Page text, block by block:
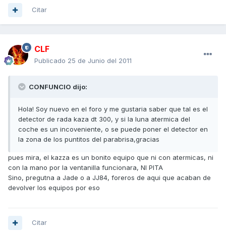
Citar
CLF
Publicado 25 de Junio del 2011
CONFUNCIO dijo:
Hola! Soy nuevo en el foro y me gustaria saber que tal es el
detector de rada kaza dt 300, y si la luna atermica del
coche es un incoveniente, o se puede poner el detector en
la zona de los puntitos del parabrisa,gracias
pues mira, el kazza es un bonito equipo que ni con atermicas, ni
con la mano por la ventanilla funcionara, NI PITA
Sino, pregutna a Jade o a JJ84, foreros de aqui que acaban de
devolver los equipos por eso
Citar